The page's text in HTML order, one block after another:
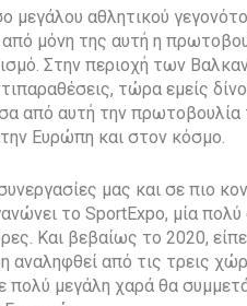
μεγάλου αθλητικού
μόνη της αυτή η
Στην περιοχή των
τώρα εμείς
από αυτή την πρωτοβουλία
Ευρώπη και στον κόσμο.
μας και σε πιο
το SportExpo, μία πολύ
Και βεβαίως το 2020,
αναληφθεί από τις τρεις
πολύ μεγάλη χαρά θα